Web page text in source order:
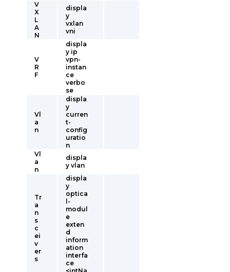
V
X
L
A
N
displa
y
vxlan
vni
V
R
F
displa
y ip
vpn-
instan
ce
verbo
se
Vl
a
n
displa
y
curren
t-
config
uratio
n
Vl
a
n
displa
y vlan
Tr
a
n
s
c
ei
v
er
s
displa
y
optica
l-
modul
e
exten
d
inform
ation
interfa
ce